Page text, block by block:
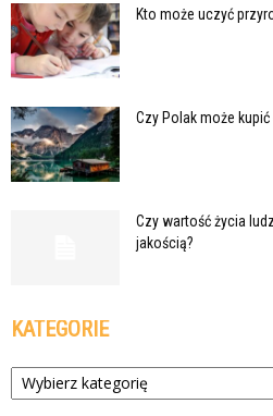
Kto może uczyć
Czy Polak może
Czy wartość życia
jakością?
KATEGORIE
Kategorie